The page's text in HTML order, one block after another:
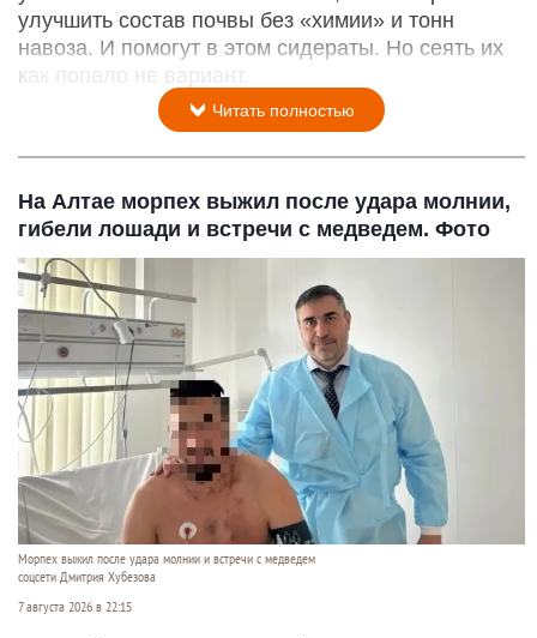
улучшить состав почвы без «химии» и тонн
навоза. И помогут в этом сидераты. Но сеять их
как попало не вариант.
Читать полностью
На Алтае морпех выжил после удара молнии,
гибели лошади и встречи с медведем. Фото
Морпех выжил после удара молнии и встречи с медведем
соцсети Дмитрия Хубезова
7 августа 2026 в 22:15